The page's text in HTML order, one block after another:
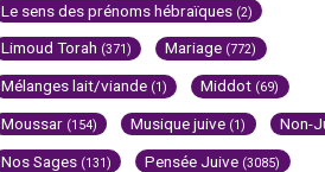
Le sens des prénoms hébraïques (2)
Limoud Torah (371) Mariage (772)
Mélanges lait/viande (1) Middot (69)
Moussar (154) Musique juive (1) Non-
Nos Sages (131) Pensée Juive (3085)